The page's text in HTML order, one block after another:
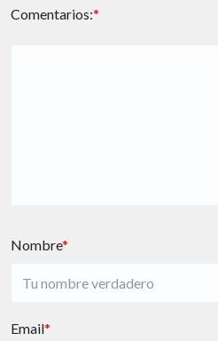
Comentarios:*
Nombre*
Email*